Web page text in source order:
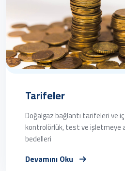
Tarifeler
Doğalgaz bağlantı tarifeleri ve
kontrolörlük, test ve işletmeye
bedelleri
Devamını Oku